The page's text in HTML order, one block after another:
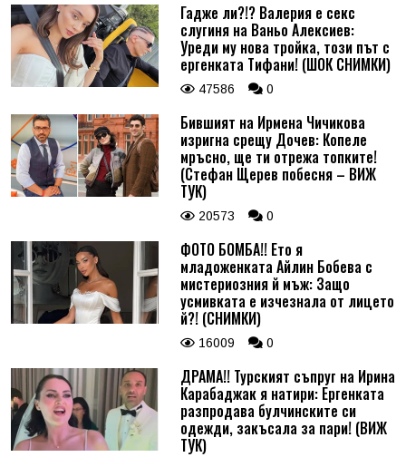
Гадже ли?!? Валерия е секс
слугиня на Ваньо Алексиев:
Уреди му нова тройка, този път с
ергенката Тифани! (ШОК СНИМКИ)
47586 0
Бившият на Ирмена Чичикова
изригна срещу Дочев: Копеле
мръсно, ще ти отрежа топките!
(Стефан Щерев побесня – ВИЖ
ТУК)
20573 0
ФОТО БОМБА!! Ето я
младоженката Айлин Бобева с
мистериозния й мъж: Защо
усмивката е изчезнала от лицето
й?! (СНИМКИ)
16009 0
ДРАМА!! Турският съпруг на Ирина
Карабаджак я натири: Ергенката
разпродава булчинските си
одежди, закъсала за пари! (ВИЖ
ТУК)